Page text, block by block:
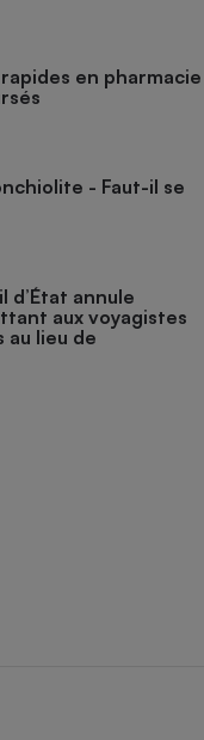
en pharmacie
- Faut-il se
d’État annule
aux voyagistes
au lieu de